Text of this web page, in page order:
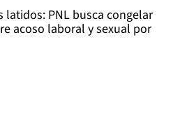
latidos: PNL busca congelar
acoso laboral y sexual por